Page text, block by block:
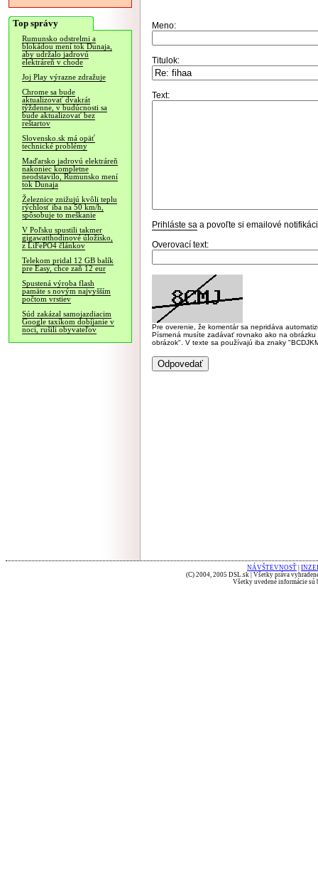
Top správy
Rumunsko odstrelmi a
blokádou mení tok Dunaja,
aby udržalo jadrovú
elektráreň v chode
Joj Play výrazne zdražuje
Chrome sa bude
aktualizovať dvakrát
týždenne, v budúcnosti sa
bude aktualizovať bez
reštartov
Slovensko.sk má opäť
technické problémy
Maďarsko jadrovú elektráreň
nakoniec kompletne
neodstavilo, Rumunsko mení
tok Dunaja
Železnice znižujú kvôli teplu
rýchlosť iba na 50 km/h,
spôsobuje to meškanie
V Poľsku spustili takmer
gigawatthodinové úložisko,
z LiFePO4 článkov
Telekom pridal 12 GB balík
pre Easy, chce zaň 12 eur
Spustená výroba flash
pamäte s novým najvyšším
počtom vrstiev
Súd zakázal samojazdiacim
Google taxíkom dobíjanie v
noci, rušili obyvateľov
Meno:
Titulok:
Text:
Prihláste sa a povoľte si emailové
Overovací text:
Pre overenie, že komentár sa nepridáva
Písmená musíte zadávať rovnako ako na
obrázok". V texte sa používajú iba znaky
NÁVŠTEVNOSŤ
(C) 2004, 2005 DSL.sk | Všetky práva
Všetky uvedené informácie sú